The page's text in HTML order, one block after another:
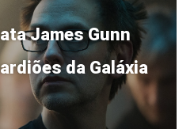
James Gunn
da Galáxia